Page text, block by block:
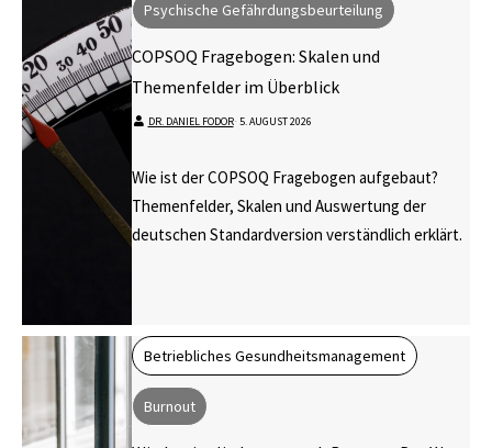
Psychische Gefährdungsbeurteilung
COPSOQ Fragebogen: Skalen und
Themenfelder im Überblick
DR. DANIEL FODOR⋅ 5. AUGUST 2026
Wie ist der COPSOQ Fragebogen aufgebaut?
Themenfelder, Skalen und Auswertung der
deutschen Standardversion verständlich erklärt.
Betriebliches Gesundheitsmanagement
Burnout